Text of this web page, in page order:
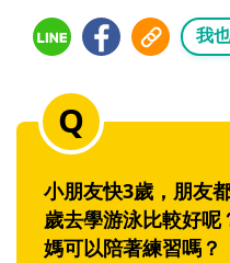
我
小朋友快3歲，朋友
歲去學游泳比較好
媽可以陪著練習嗎？